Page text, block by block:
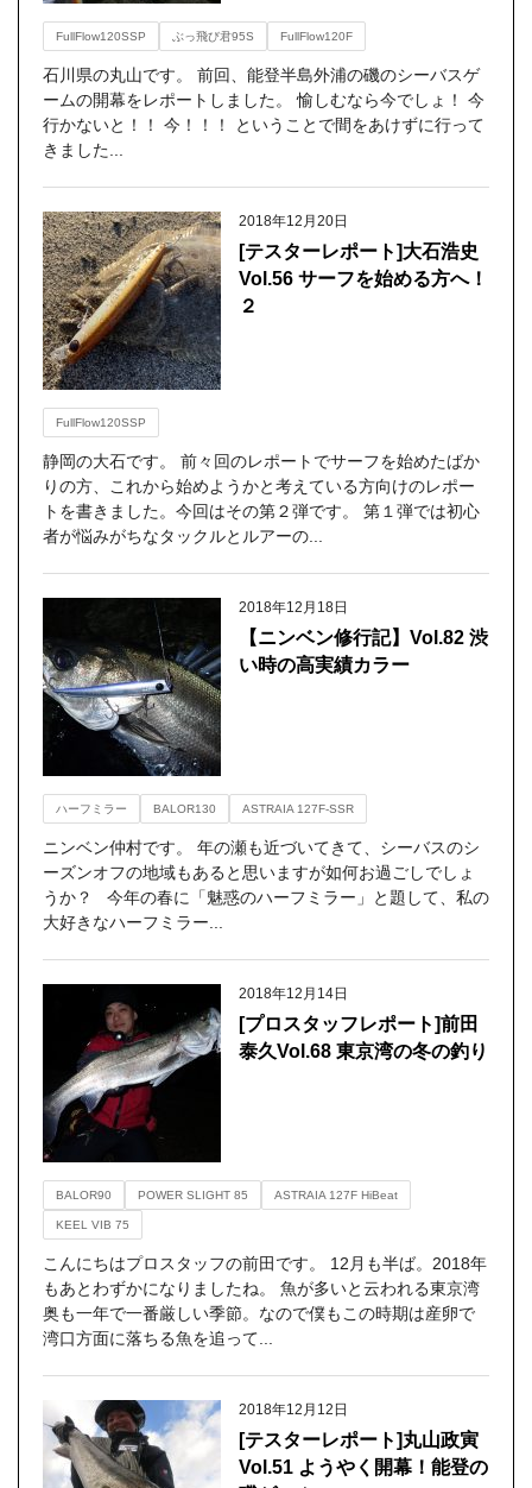
FullFlow120SSP ぶっ飛び君95S FullFlow120F
石川県の丸山です。 前回、能登半島外浦の磯のシーバスゲ
ームの開幕をレポートしました。 愉しむなら今でしょ！ 今
行かないと！！ 今！！！ ということで間をあけずに行って
きました...
2018年12月20日
[テスターレポート]大石浩史
Vol.56 サーフを始める方へ！
２
FullFlow120SSP
静岡の大石です。 前々回のレポートでサーフを始めたばか
りの方、これから始めようかと考えている方向けのレポー
トを書きました。今回はその第２弾です。 第１弾では初心
者が悩みがちなタックルとルアーの...
2018年12月18日
【ニンベン修行記】Vol.82 渋
い時の高実績カラー
ハーフミラー BALOR130 ASTRAIA 127F-SSR
ニンベン仲村です。 年の瀬も近づいてきて、シーバスのシ
ーズンオフの地域もあると思いますが如何お過ごしでしょ
うか？ 今年の春に「魅惑のハーフミラー」と題して、私の
大好きなハーフミラー...
2018年12月14日
[プロスタッフレポート]前田
泰久Vol.68 東京湾の冬の釣り
BALOR90 POWER SLIGHT 85 ASTRAIA 127F HiBeat
KEEL VIB 75
こんにちはプロスタッフの前田です。 12月も半ば。2018年
もあとわずかになりましたね。 魚が多いと云われる東京湾
奥も一年で一番厳しい季節。なので僕もこの時期は産卵で
湾口方面に落ちる魚を追って...
2018年12月12日
[テスターレポート]丸山政寅
Vol.51 ようやく開幕！能登の